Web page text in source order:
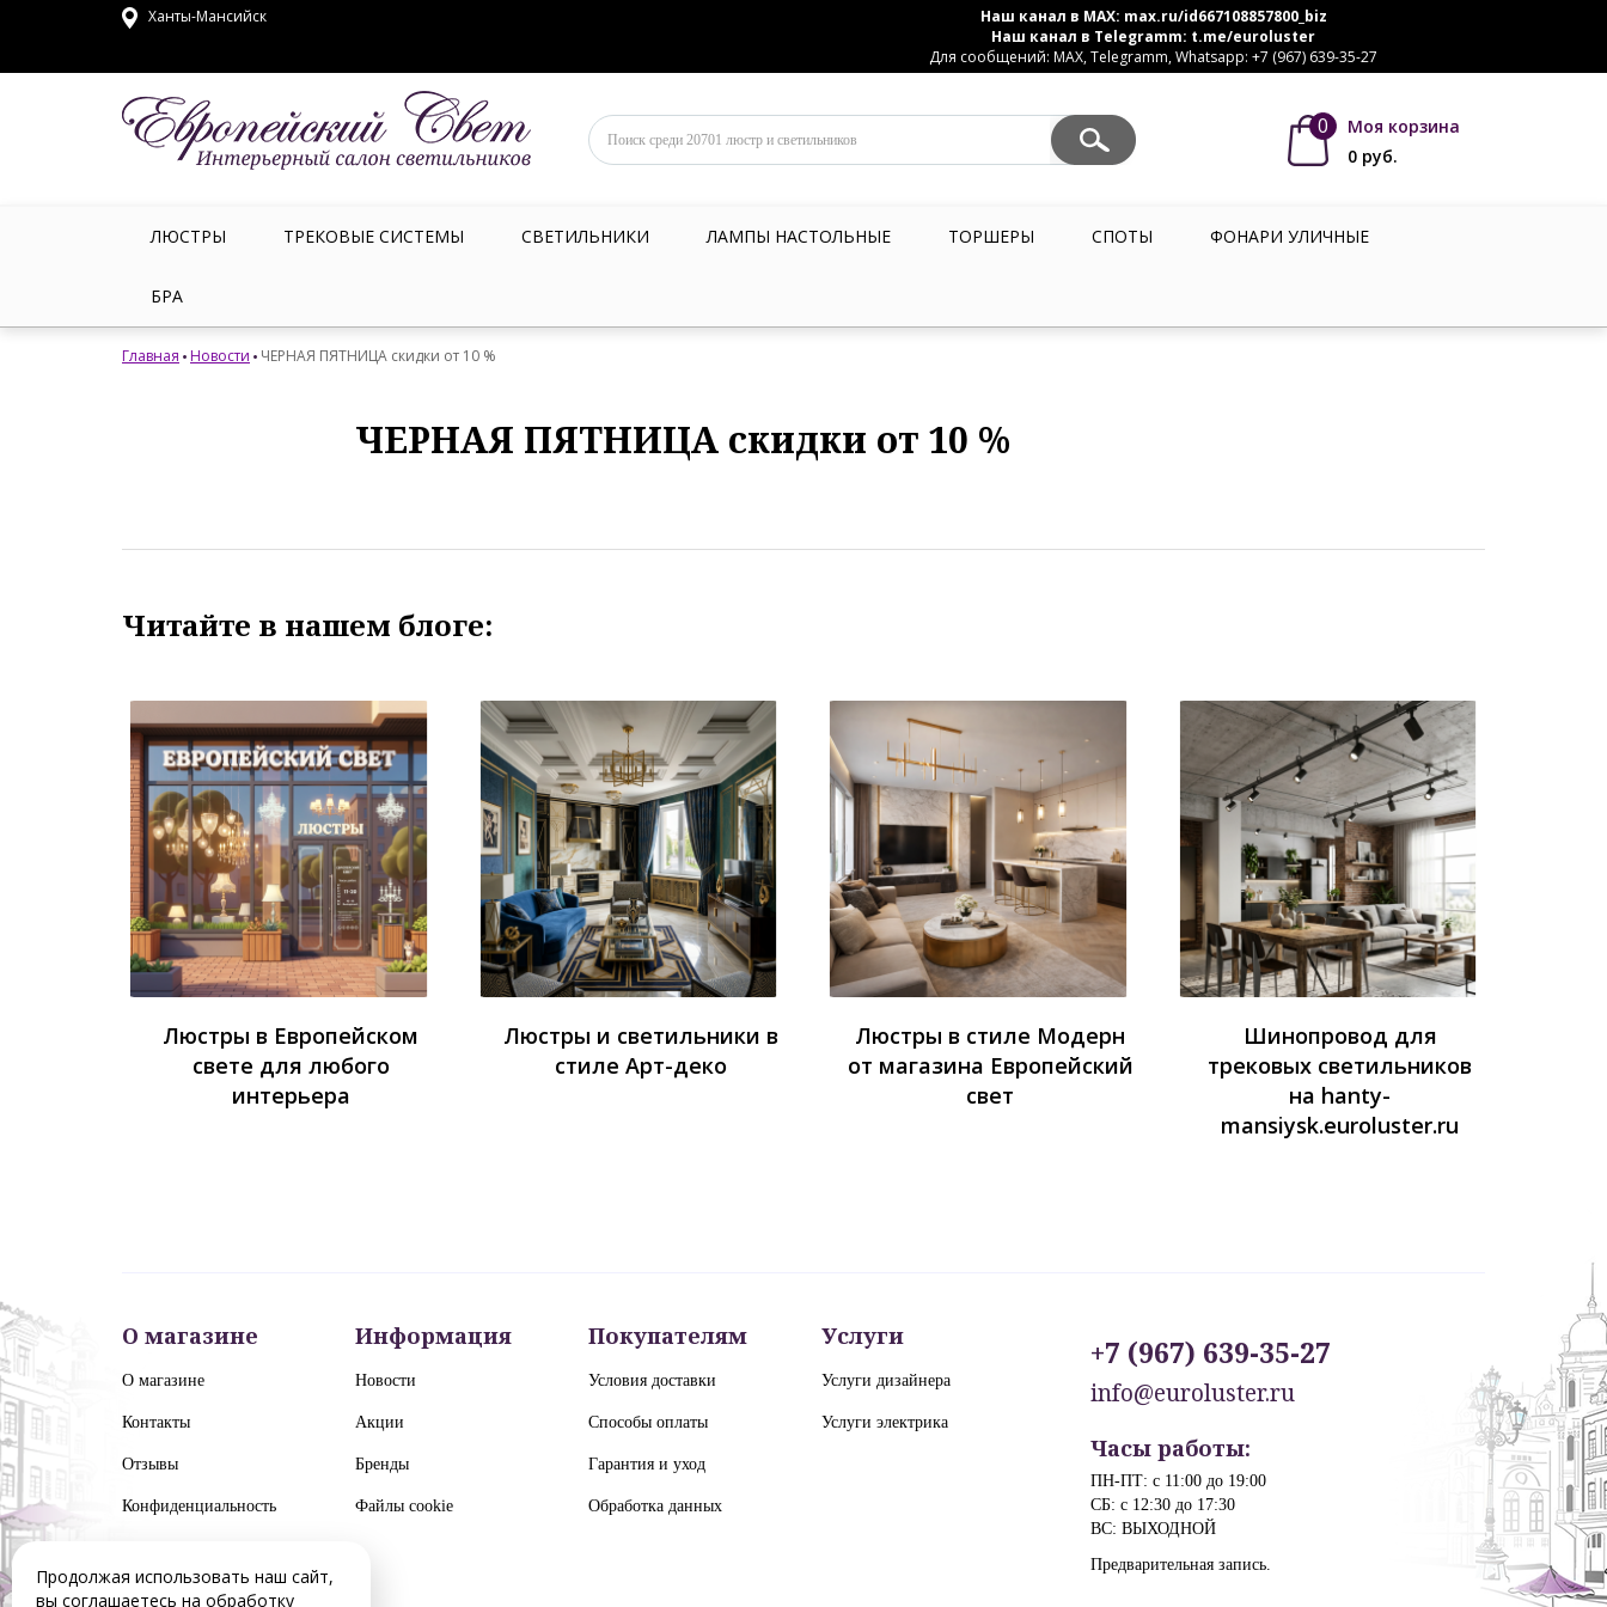
Ханты-Мансийск Наш канал в MAX: max.ru/id667108857800_biz
Наш канал в Telegramm: t.me/euroluster
Для сообщений: MAX, Telegramm, Whatsapp: +7 (967) 639-35-27
0
Моя корзина
0 руб.
ЛЮСТРЫ ТРЕКОВЫЕ СИСТЕМЫ СВЕТИЛЬНИКИ ЛАМПЫ НАСТОЛЬНЫЕ ТОРШЕРЫ СПОТЫ ФОНАРИ УЛИЧНЫЕ
БРА
Главная Новости ЧЕРНАЯ ПЯТНИЦА скидки от 10 %
ЧЕРНАЯ ПЯТНИЦА скидки от 10 %
Читайте в нашем блоге:
Люстры в Европейском
свете для любого
интерьера
Люстры и светильники в
стиле Арт-деко
Люстры в стиле Модерн
от магазина Европейский
свет
Шинопровод для
трековых светильников
на hanty-
mansiysk.euroluster.ru
О магазине
О магазине
Контакты
Отзывы
Конфиденциальность
Информация
Новости
Акции
Бренды
Файлы cookie
Покупателям
Условия доставки
Способы оплаты
Гарантия и уход
Обработка данных
Услуги
Услуги дизайнера
Услуги электрика
+7 (967) 639-35-27
info@euroluster.ru
Часы работы:
ПН-ПТ: с 11:00 до 19:00
СБ: с 12:30 до 17:30
ВС: ВЫХОДНОЙ
Предварительная запись.
Продолжая использовать наш сайт,
вы соглашаетесь на обработку